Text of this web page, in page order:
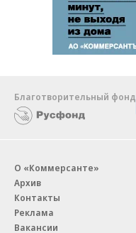
Благотворительный фонд
О «Коммерсанте»
Архив
Контакты
Реклама
Вакансии